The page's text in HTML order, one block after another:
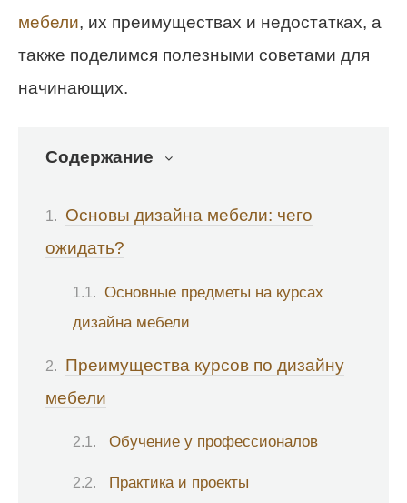
мебели, их преимуществах и недостатках, а
также поделимся полезными советами для
начинающих.
Содержание
Основы дизайна мебели: чего
ожидать?
Основные предметы на курсах
дизайна мебели
Преимущества курсов по дизайну
мебели
Обучение у профессионалов
Практика и проекты